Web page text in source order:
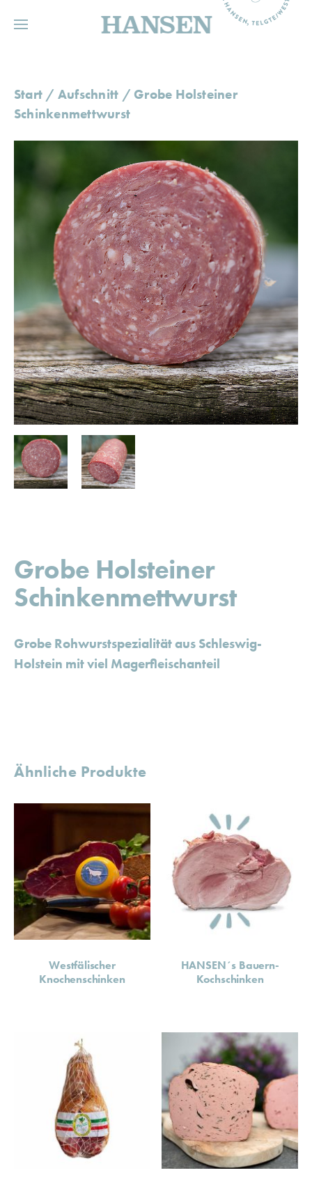
HANSEN
Start / Aufschnitt / Grobe Holsteiner
Schinkenmettwurst
Grobe Holsteiner
Schinkenmettwurst
Grobe Rohwurstspezialität aus Schleswig-
Holstein mit viel Magerfleischanteil
Ähnliche Produkte
Westfälischer
Knochenschinken
HANSEN´s Bauern-
Kochschinken